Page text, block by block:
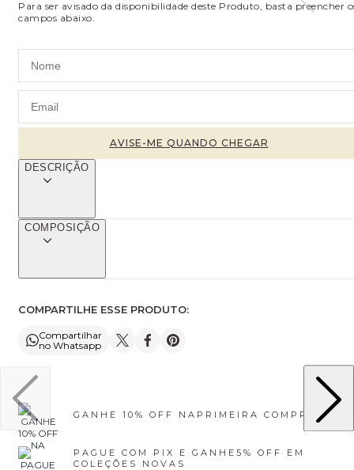
Para ser avisado da disponibilidade deste Produto, basta preencher
campos abaixo.
DESCRIÇÃO
COMPOSIÇÃO
COMPARTILHE ESSE PRODUTO:
Compartilhar
no Whatsapp
GANHE 10% OFF NA PRIMEIRA COMPRA
PAGUE COM PIX E GANHE 5% OFF EM
COLEÇÕES NOVAS